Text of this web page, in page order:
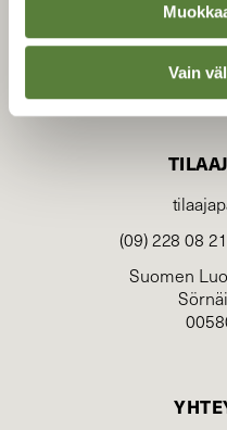
Vain
(09) 228 08
Suomen